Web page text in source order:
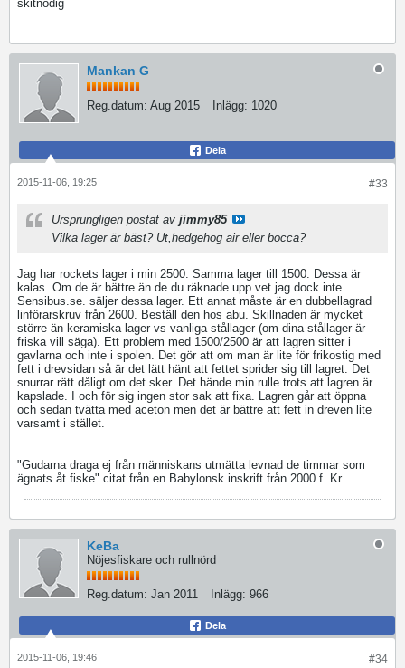
skitnödig
Mankan G
Reg.datum: Aug 2015 Inlägg: 1020
Dela
#33
2015-11-06, 19:25
Ursprungligen postat av jimmy85
Vilka lager är bäst? Ut,hedgehog air eller bocca?
Jag har rockets lager i min 2500. Samma lager till 1500. Dessa är
kalas. Om de är bättre än de du räknade upp vet jag dock inte.
Sensibus.se. säljer dessa lager. Ett annat måste är en dubbellagrad
linförarskruv från 2600. Beställ den hos abu. Skillnaden är mycket
större än keramiska lager vs vanliga stållager (om dina stållager är
friska vill säga). Ett problem med 1500/2500 är att lagren sitter i
gavlarna och inte i spolen. Det gör att om man är lite för frikostig med
fett i drevsidan så är det lätt hänt att fettet sprider sig till lagret. Det
snurrar rätt dåligt om det sker. Det hände min rulle trots att lagren är
kapslade. I och för sig ingen stor sak att fixa. Lagren går att öppna
och sedan tvätta med aceton men det är bättre att fett in dreven lite
varsamt i stället.
"Gudarna draga ej från människans utmätta levnad de timmar som
ägnats åt fiske" citat från en Babylonsk inskrift från 2000 f. Kr
KeBa
Nöjesfiskare och rullnörd
Reg.datum: Jan 2011 Inlägg: 966
Dela
#34
2015-11-06, 19:46